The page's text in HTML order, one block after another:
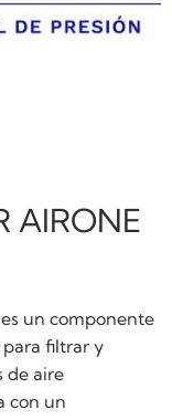
AIRONE
un componente
para filtrar y
de aire
con un